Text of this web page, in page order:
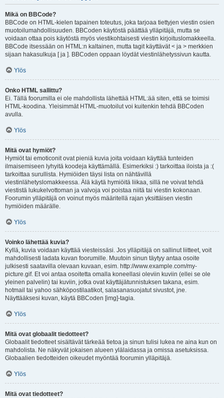
Mikä on BBCode?
BBCode on HTML-kielen tapainen toteutus, joka tarjoaa tiettyjen viestin osien
muotoilumahdollisuuden. BBCoden käytöstä päättää ylläpitäjä, mutta se
voidaan ottaa pois käytöstä myös viestikohtaisesti viestin kirjoituslomakkeella.
BBCode itsessään on HTML:n kaltainen, mutta tagit käyttävät < ja > merkkien
sijaan hakasulkuja [ ja ]. BBCoden oppaan löydät viestinlähetyssivun kautta.
Ylös
Onko HTML sallittu?
Ei. Tällä foorumilla ei ole mahdollista lähettää HTML:ää siten, että se toimisi
HTML-koodina. Yleisimmät HTML-muotoilut voi kuitenkin tehdä BBCoden
avulla.
Ylös
Mitä ovat hymiöt?
Hymiöt tai emoticonit ovat pieniä kuvia joita voidaan käyttää tunteiden
ilmaisemiseen lyhyitä koodeja käyttämällä. Esimerkiksi :) tarkoittaa iloista ja :(
tarkoittaa surullista. Hymiöiden täysi lista on nähtävillä
viestinlähetyslomakkeessa. Älä käytä hymiöitä liikaa, sillä ne voivat tehdä
viestistä lukukelvottoman ja valvoja voi poistaa niitä tai viestin kokonaan.
Foorumin ylläpitäjä on voinut myös määritellä rajan yksittäisen viestin
hymiöiden määrälle.
Ylös
Voinko lähettää kuvia?
Kyllä, kuvia voidaan käyttää viesteissäsi. Jos ylläpitäjä on sallinut liitteet, voit
mahdollisesti ladata kuvan foorumille. Muutoin sinun täytyy antaa osoite
julkisesti saatavilla olevaan kuvaan, esim. http://www.example.com/my-
picture.gif. Et voi antaa osoitetta omalla koneellasi oleviin kuviin (ellei se ole
yleinen palvelin) tai kuviin, jotka ovat käyttäjätunnistuksen takana, esim.
hotmail tai yahoo sähköpostilaatikot, salasanasuojatut sivustot, jne.
Näyttääksesi kuvan, käytä BBCoden [img]-tagia.
Ylös
Mitä ovat globaalit tiedotteet?
Globaalit tiedotteet sisältävät tärkeää tietoa ja sinun tulisi lukea ne aina kun on
mahdolista. Ne näkyvät jokaisen alueen ylälaidassa ja omissa asetuksissa.
Globaalien tiedotteiden oikeudet myöntää foorumin ylläpitäjä.
Ylös
Mitä ovat tiedotteet?